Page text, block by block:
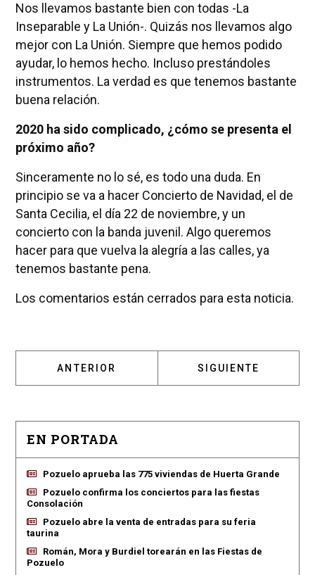
Nos llevamos bastante bien con todas -La
Inseparable y La Unión-. Quizás nos llevamos algo
mejor con La Unión. Siempre que hemos podido
ayudar, lo hemos hecho. Incluso prestándoles
instrumentos. La verdad es que tenemos bastante
buena relación.
2020 ha sido complicado, ¿cómo se presenta el
próximo año?
Sinceramente no lo sé, es todo una duda. En
principio se va a hacer Concierto de Navidad, el de
Santa Cecilia, el día 22 de noviembre, y un
concierto con la banda juvenil. Algo queremos
hacer para que vuelva la alegría a las calles, ya
tenemos bastante pena.
Los comentarios están cerrados para esta noticia.
ARTÍCULO ANTERIOR: EL AYUNTAMIENTO
ANTERIOR ARTÍCULO
SIGUIENTE
EN PORTADA
Pozuelo aprueba las 775 viviendas de Huerta Grande
Pozuelo confirma los conciertos para las fiestas
Consolación
Pozuelo abre la venta de entradas para su feria
taurina
Román, Mora y Burdiel torearán en las Fiestas de
Pozuelo